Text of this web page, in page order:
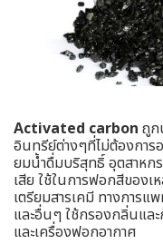
Activated carbon ถูก
อินทรีย์ต่างๆที่ไม่ต้องการ
ยมน้ำดื่มบริสุทธิ์ อุตสาหก
เสีย ใช้ในการฟอกสีของเ
เตรียมสารเคมี ทางการแ
และอื่นๆ ใช้กรองกลิ่นแล
และเครื่องฟอกอากาศ